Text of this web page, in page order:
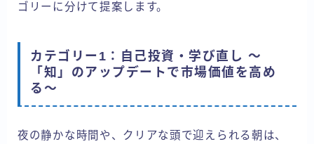
ゴリーに分けて提案します。
カテゴリー1：自己投資・学び直し 〜
「知」のアップデートで市場価値を高め
る〜
夜の静かな時間や、クリアな頭で迎えられる朝は、